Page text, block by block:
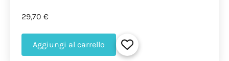
29,70 €
Aggiungi al carrello